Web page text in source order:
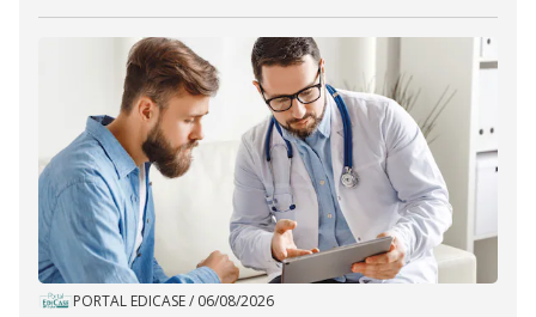
PORTAL EDICASE/ 06/08/2026